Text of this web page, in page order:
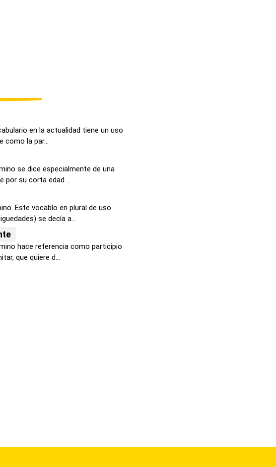
en la actualidad tiene un uso
como la par...
se dice especialmente de una
por su corta edad ...
Este vocablo en plural de uso
se decía a...
hace referencia como participio
que quiere d...